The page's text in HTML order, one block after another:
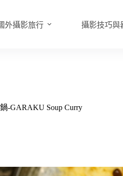
外攝影旅行 攝影技巧與
-GARAKU Soup Curry